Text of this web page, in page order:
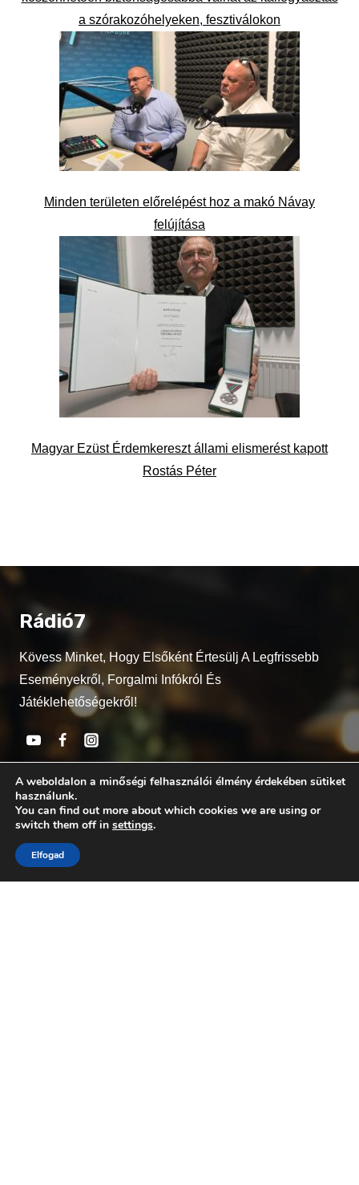
a szórakozóhelyeken, fesztiválokon
Minden területen előrelépést hoz a makó Návay
felújítása
Magyar Ezüst Érdemkereszt állami elismerést kapott
Rostás Péter
Rádió7
Kövess Minket, Hogy Elsőként Értesülj A Legfrissebb
Eseményekről, Forgalmi Infókról És
Játéklehetőségekről!
Kapcsolat
Munkatársaink
Médiaajánlat
Adatvédelem
A weboldalon a minőségi felhasználói élmény érdekében sütiket
használunk.
You can find out more about which cookies we are using or
switch them off in settings.
Elfogad